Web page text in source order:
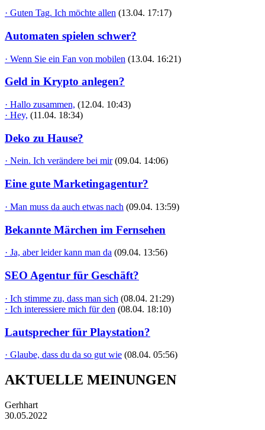
· Guten Tag. Ich möchte allen (13.04. 17:17)
Automaten spielen schwer?
· Wenn Sie ein Fan von mobilen (13.04. 16:21)
Geld in Krypto anlegen?
· Hallo zusammen, (12.04. 10:43)
· Hey, (11.04. 18:34)
Deko zu Hause?
· Nein. Ich verändere bei mir (09.04. 14:06)
Eine gute Marketingagentur?
· Man muss da auch etwas nach (09.04. 13:59)
Bekannte Märchen im Fernsehen
· Ja, aber leider kann man da (09.04. 13:56)
SEO Agentur für Geschäft?
· Ich stimme zu, dass man sich (08.04. 21:29)
· Ich interessiere mich für den (08.04. 18:10)
Lautsprecher für Playstation?
· Glaube, dass du da so gut wie (08.04. 05:56)
AKTUELLE MEINUNGEN
Gerhhart
30.05.2022